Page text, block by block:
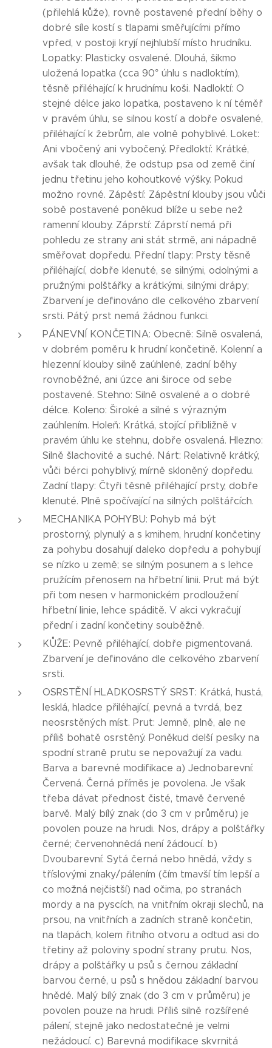
(přilehlá kůže), rovně postavené přední běhy o
dobré síle kostí s tlapami směřujícími přímo
vpřed, v postoji kryjí nejhlubší místo hrudníku.
Lopatky: Plasticky osvalené. Dlouhá, šikmo
uložená lopatka (cca 90° úhlu s nadloktím),
těsně přiléhající k hrudnímu koši. Nadloktí: O
stejné délce jako lopatka, postaveno k ní téměř
v pravém úhlu, se silnou kostí a dobře osvalené,
přiléhající k žebrům, ale volně pohyblivé. Loket:
Ani vbočený ani vybočený. Předloktí: Krátké,
avšak tak dlouhé, že odstup psa od země činí
jednu třetinu jeho kohoutkové výšky. Pokud
možno rovné. Zápěstí: Zápěstní klouby jsou vůči
sobě postavené poněkud blíže u sebe než
ramenní klouby. Záprstí: Záprstí nemá při
pohledu ze strany ani stát strmě, ani nápadně
směřovat dopředu. Přední tlapy: Prsty těsně
přiléhající, dobře klenuté, se silnými, odolnými a
pružnými polštářky a krátkými, silnými drápy;
Zbarvení je definováno dle celkového zbarvení
srsti. Pátý prst nemá žádnou funkci.
PÁNEVNÍ KONČETINA: Obecně: Silně osvalená,
v dobrém poměru k hrudní končetině. Kolenní a
hlezenní klouby silně zaúhlené, zadní běhy
rovnoběžné, ani úzce ani široce od sebe
postavené. Stehno: Silně osvalené a o dobré
délce. Koleno: Široké a silné s výrazným
zaúhlením. Holeň: Krátká, stojící přibližně v
pravém úhlu ke stehnu, dobře osvalená. Hlezno:
Silně šlachovité a suché. Nárt: Relativně krátký,
vůči bérci pohyblivý, mírně skloněný dopředu.
Zadní tlapy: Čtyři těsně přiléhající prsty, dobře
klenuté. Plně spočívající na silných polštářcích.
MECHANIKA POHYBU: Pohyb má být
prostorný, plynulý a s kmihem, hrudní končetiny
za pohybu dosahují daleko dopředu a pohybují
se nízko u země; se silným posunem a s lehce
pružícím přenosem na hřbetní linii. Prut má být
při tom nesen v harmonickém prodloužení
hřbetní linie, lehce spáditě. V akci vykračují
přední i zadní končetiny souběžně.
KŮŽE: Pevně přiléhající, dobře pigmentovaná.
Zbarvení je definováno dle celkového zbarvení
srsti.
OSRSTĚNÍ HLADKOSRSTÝ SRST: Krátká, hustá,
lesklá, hladce přiléhající, pevná a tvrdá, bez
neosrstěných míst. Prut: Jemně, plně, ale ne
příliš bohatě osrstěný. Poněkud delší pesíky na
spodní straně prutu se nepovažují za vadu.
Barva a barevné modifikace a) Jednobarevní:
Červená. Černá příměs je povolena. Je však
třeba dávat přednost čisté, tmavě červené
barvě. Malý bílý znak (do 3 cm v průměru) je
povolen pouze na hrudi. Nos, drápy a polštářky
černé; červenohnědá není žádoucí. b)
Dvoubarevní: Sytá černá nebo hnědá, vždy s
tříslovými znaky/pálením (čím tmavší tím lepší a
co možná nejčistší) nad očima, po stranách
mordy a na pyscích, na vnitřním okraji slechů, na
prsou, na vnitřních a zadních straně končetin,
na tlapách, kolem řitního otvoru a odtud asi do
třetiny až poloviny spodní strany prutu. Nos,
drápy a polštářky u psů s černou základní
barvou černé, u psů s hnědou základní barvou
hnědé. Malý bílý znak (do 3 cm v průměru) je
povolen pouze na hrudi. Příliš silně rozšířené
pálení, stejně jako nedostatečné je velmi
nežádoucí. c) Barevná modifikace skvrnitá